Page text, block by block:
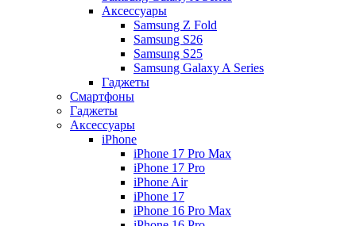
Аксессуары
Samsung Z Fold
Samsung S26
Samsung S25
Samsung Galaxy A Series
Гаджеты
Смартфоны
Гаджеты
Аксессуары
iPhone
iPhone 17 Pro Max
iPhone 17 Pro
iPhone Air
iPhone 17
iPhone 16 Pro Max